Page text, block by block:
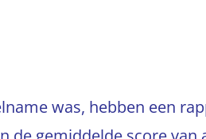
was, hebben een